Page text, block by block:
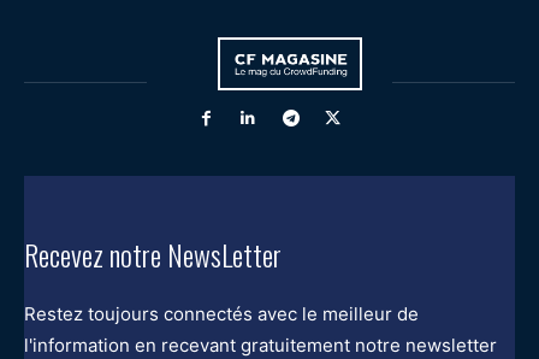
Recevez notre NewsLetter
Restez toujours connectés avec le meilleur de
l'information en recevant gratuitement notre newsletter